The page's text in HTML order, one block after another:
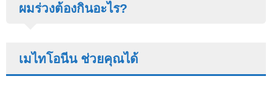
ผมร่วงต้องกินอะไร?
เมไทโอนีน ช่วยคุณได้